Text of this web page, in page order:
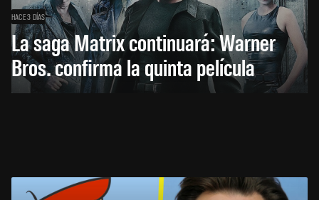
HACE 3 DÍAS
La saga Matrix continuará: Warner
Bros. confirma la quinta película